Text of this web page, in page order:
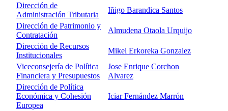
Dirección de
Administración Tributaria
Iñigo Barandica Santos
Dirección de Patrimonio y
Contratación
Almudena Otaola Urquijo
Dirección de Recursos
Institucionales
Mikel Erkoreka Gonzalez
Viceconsejería de Política
Financiera y Presupuestos
Jose Enrique Corchon
Alvarez
Dirección de Política
Económica y Cohesión
Europea
Iciar Fernández Marrón